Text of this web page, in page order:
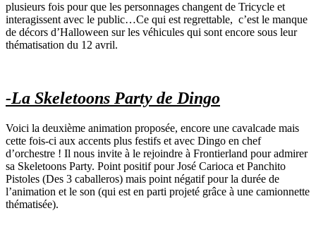
plusieurs fois pour que les personnages changent de Tricycle et
interagissent avec le public…Ce qui est regrettable, c’est le manque
de décors d’Halloween sur les véhicules qui sont encore sous leur
thématisation du 12 avril.
-La Skeletoons Party de Dingo
Voici la deuxième animation proposée, encore une cavalcade mais
cette fois-ci aux accents plus festifs et avec Dingo en chef
d’orchestre ! Il nous invite à le rejoindre à Frontierland pour admirer
sa Skeletoons Party. Point positif pour José Carioca et Panchito
Pistoles (Des 3 caballeros) mais point négatif pour la durée de
l’animation et le son (qui est en parti projeté grâce à une camionnette
thématisée).